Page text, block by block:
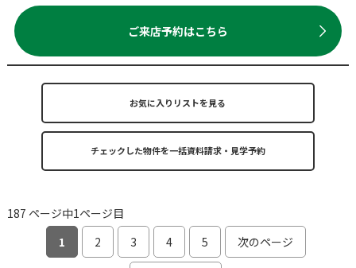
ご来店予約はこちら
お気に入りリストを見る
187 ページ中1ページ目
1
2 3 4 5 次のページ